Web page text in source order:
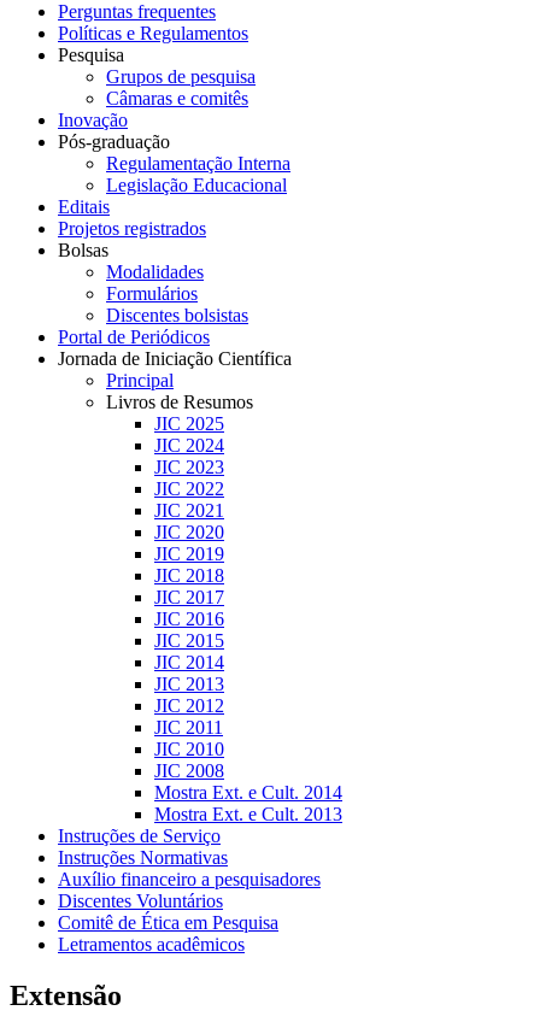
Perguntas frequentes
Políticas e Regulamentos
Pesquisa
Grupos de pesquisa
Câmaras e comitês
Inovação
Pós-graduação
Regulamentação Interna
Legislação Educacional
Editais
Projetos registrados
Bolsas
Modalidades
Formulários
Discentes bolsistas
Portal de Periódicos
Jornada de Iniciação Científica
Principal
Livros de Resumos
JIC 2025
JIC 2024
JIC 2023
JIC 2022
JIC 2021
JIC 2020
JIC 2019
JIC 2018
JIC 2017
JIC 2016
JIC 2015
JIC 2014
JIC 2013
JIC 2012
JIC 2011
JIC 2010
JIC 2008
Mostra Ext. e Cult. 2014
Mostra Ext. e Cult. 2013
Instruções de Serviço
Instruções Normativas
Auxílio financeiro a pesquisadores
Discentes Voluntários
Comitê de Ética em Pesquisa
Letramentos acadêmicos
Extensão